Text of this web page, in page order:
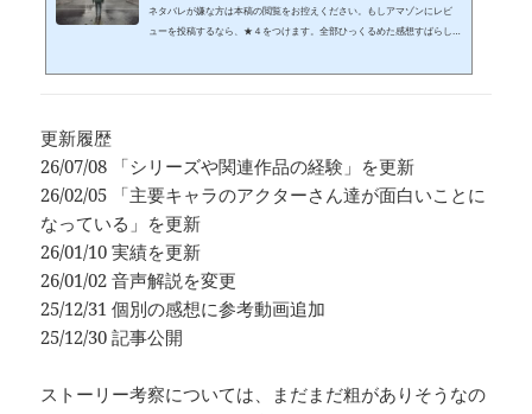
ネタバレが嫌な方は本稿の閲覧をお控えください。もしアマゾンにレビ
ューを投稿するなら、★４をつけます。全部ひっくるめた感想すばらし
更新履歴
26/07/08 「シリーズや関連作品の経験」を更新
26/02/05 「主要キャラのアクターさん達が面白いことに
なっている」を更新
26/01/10 実績を更新
26/01/02 音声解説を変更
25/12/31 個別の感想に参考動画追加
25/12/30 記事公開
ストーリー考察については、まだまだ粗がありそうなの